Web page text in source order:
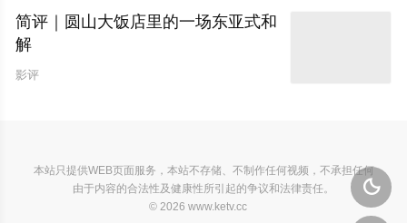
简评｜圆山大饭店里的一场东亚式和
解
影评

本站只提供WEB页面服务，本站不存储、不制作任何视频，不承担任何
由于内容的合法性及健康性所引起的争议和法律责任。
© 2026 www.ketv.cc